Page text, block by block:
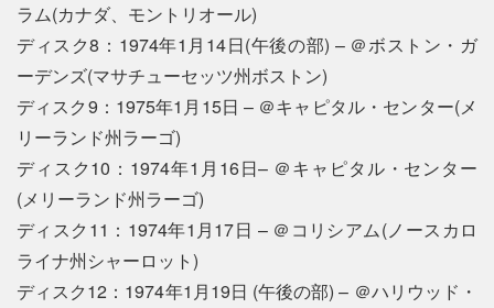
ラム(カナダ、モントリオール)
ディスク8：1974年1月14日(午後の部) – ＠ボストン・ガ
ーデンズ(マサチューセッツ州ボストン)
ディスク9：1975年1月15日 – ＠キャピタル・センター(メ
リーランド州ラーゴ)
ディスク10：1974年1月16日– ＠キャピタル・センター
(メリーランド州ラーゴ)
ディスク11：1974年1月17日 – ＠コリシアム(ノースカロ
ライナ州シャーロット)
ディスク12：1974年1月19日 (午後の部) – ＠ハリウッド・